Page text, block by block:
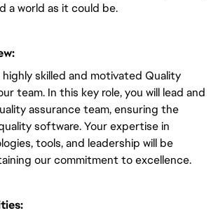
a world as it could be.
highly skilled and motivated Quality
team. In this key role, you will lead and
assurance team, ensuring the
software. Your expertise in
tools, and leadership will be
our commitment to excellence.